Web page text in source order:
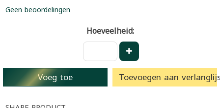
Geen beoordelingen
Hoeveelheid:
Voeg toe Toevoegen aan